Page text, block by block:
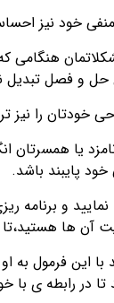
خود نیز
حل و فصل تبدیل
خودتان را نیز
یا همسرتان
پایبند باشد.
و برنامه
آن ها
با این فرمول
در رابطه ی با